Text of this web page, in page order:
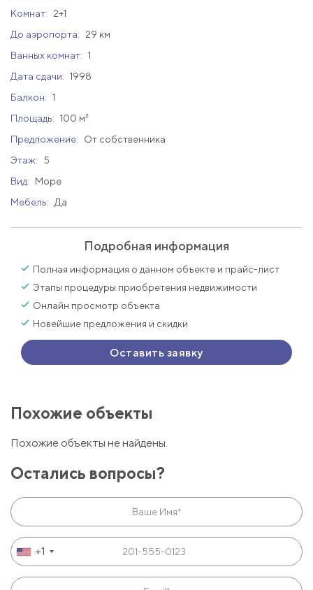
Комнат:
2+1
До аэропорта:
29 км
Ванных комнат: 1
Дата сдачи: 1998
Балкон: 1
Площадь: 100 м²
Предложение:
От собственника
Этаж:
5
Вид:
Море
Мебель:
Да
Подробная информация
Полная информация о данном объекте и прайс-лист
Этапы процедуры приобретения недвижимости
Онлайн просмотр объекта
Новейшие предложения и скидки
Оставить заявку
Похожие объекты
Похожие объекты не найдены.
Остались вопросы?
+1